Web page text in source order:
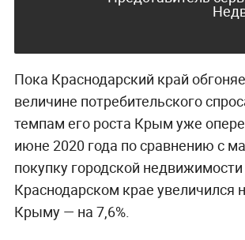
Пока Краснодарский край
величине потребительского
темпам его роста Крым уже
июне 2020 года по сравнению с
покупку городской
Краснодарском крае увеличился
Крыму — на 7,6%.